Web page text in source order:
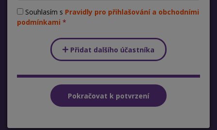
Souhlasím s Pravidly pro přihlašování a obchodními
podmínkami
Přidat dalšího účastníka